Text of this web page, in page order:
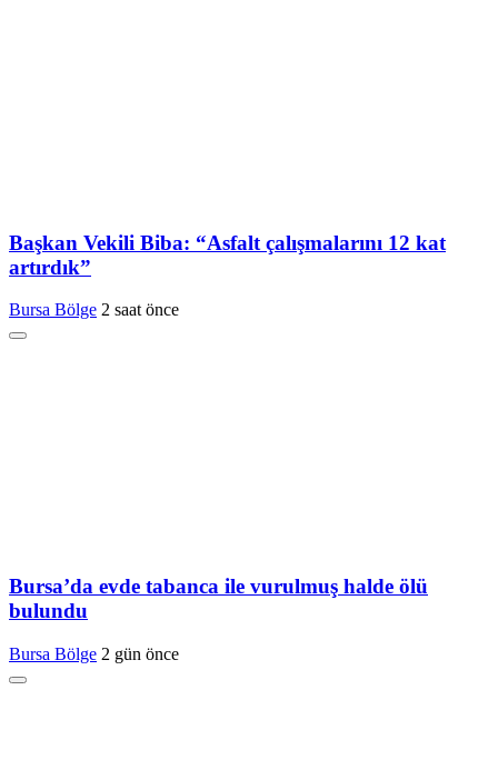
Başkan Vekili Biba: “Asfalt çalışmalarını 12 kat
artırdık”
Bursa Bölge 2 saat önce
Bursa’da evde tabanca ile vurulmuş halde ölü
bulundu
Bursa Bölge 2 gün önce